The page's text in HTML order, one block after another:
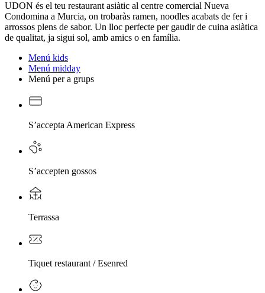
UDON és el teu restaurant asiàtic al centre comercial Nueva
Condomina a Murcia, on trobaràs ramen, noodles acabats de fer i
arrossos plens de sabor. Un lloc perfecte per gaudir de cuina asiàtica
de qualitat, ja sigui sol, amb amics o en família.
Menú kids
Menú midday
Menú per a grups
S’accepta American Express
S’accepten gossos
Terrassa
Tiquet restaurant / Esenred